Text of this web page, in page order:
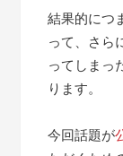
結果的につ
って、さら
ってしまっ
ります。
今回話題が